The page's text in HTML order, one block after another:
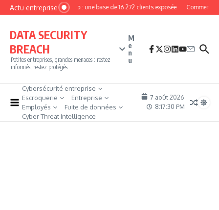
Aller au contenu
Actu entrepriseMyPhoto : une base de 16 272 clients exposée Comment
DATA SECURITY
BREACH
Petites entreprises, grandes menaces : restez
informés, restez protégés
M
e
n
u
Cybersécurité entreprise
Escroquerie
Entreprise
Employés
Fuite de données
Cyber Threat Intelligence
7 août 2026
8:17:31 PM